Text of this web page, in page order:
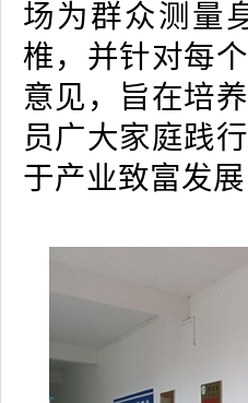
场为群众测量
椎，并针对每
意见，旨在培
员广大家庭践
于产业致富发